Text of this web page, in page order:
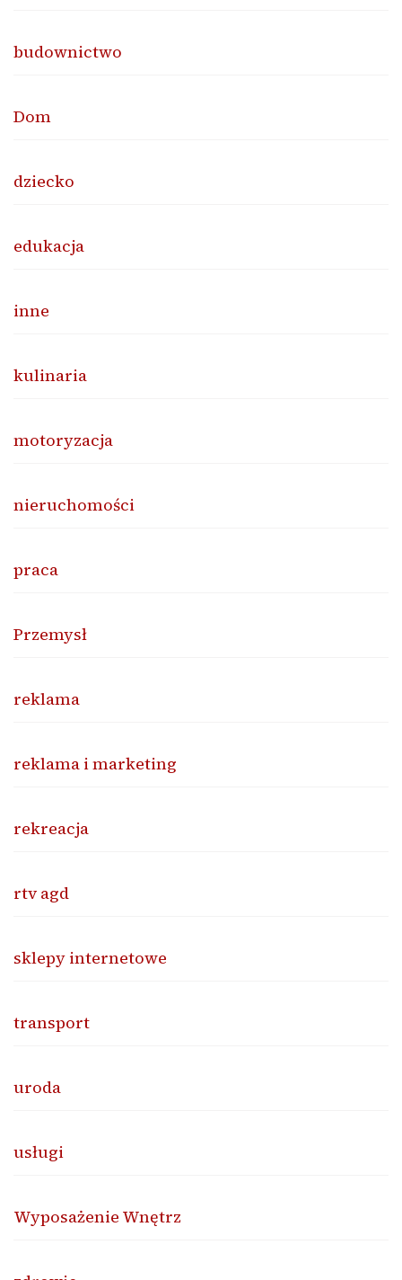
budownictwo
Dom
dziecko
edukacja
inne
kulinaria
motoryzacja
nieruchomości
praca
Przemysł
reklama
reklama i marketing
rekreacja
rtv agd
sklepy internetowe
transport
uroda
usługi
Wyposażenie Wnętrz